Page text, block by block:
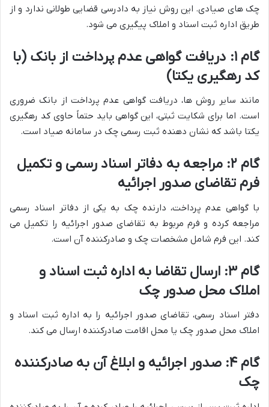
چک های صیادی. این روش نیاز به دادرسی قضایی طولانی ندارد و از
طریق اداره ثبت اسناد و املاک پیگیری می شود.
گام ۱: دریافت گواهی عدم پرداخت از بانک (با
کد رهگیری یکتا)
مانند سایر روش ها، دریافت گواهی عدم پرداخت از بانک ضروری
است. اما برای شکایت ثبتی، این گواهی باید حتماً حاوی کد رهگیری
یکتا باشد که نشان دهنده ثبت رسمی چک در سامانه صیاد است.
گام ۲: مراجعه به دفاتر اسناد رسمی و تکمیل
فرم تقاضای صدور اجرائیه
با گواهی عدم پرداخت، دارنده چک به یکی از دفاتر اسناد رسمی
مراجعه کرده و فرم مربوط به تقاضای صدور اجرائیه را تکمیل می
کند. این فرم شامل مشخصات چک و صادرکننده آن است.
گام ۳: ارسال تقاضا به اداره ثبت اسناد و
املاک محل صدور چک
دفتر اسناد رسمی، تقاضای صدور اجرائیه را به اداره ثبت اسناد و
املاک محل صدور چک یا محل اقامت صادرکننده ارسال می کند.
گام ۴: صدور اجرائیه و ابلاغ آن به صادرکننده
چک